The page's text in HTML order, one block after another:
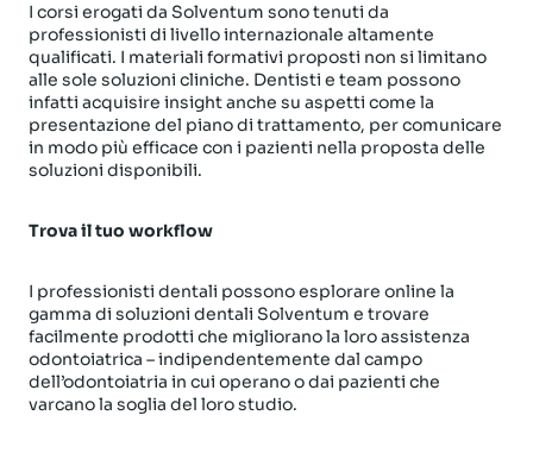
I corsi erogati da Solventum sono tenuti da
professionisti di livello internazionale altamente
qualificati. I materiali formativi proposti non si limitano
alle sole soluzioni cliniche. Dentisti e team possono
infatti acquisire insight anche su aspetti come la
presentazione del piano di trattamento, per comunicare
in modo più efficace con i pazienti nella proposta delle
soluzioni disponibili.
Trova il tuo workflow
I professionisti dentali possono esplorare online la
gamma di soluzioni dentali Solventum e trovare
facilmente prodotti che migliorano la loro assistenza
odontoiatrica – indipendentemente dal campo
dell’odontoiatria in cui operano o dai pazienti che
varcano la soglia del loro studio.